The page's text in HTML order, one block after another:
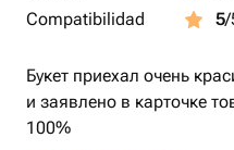
Compatibilidad
5/
Букет приехал очень
и заявлено в карточке
100%